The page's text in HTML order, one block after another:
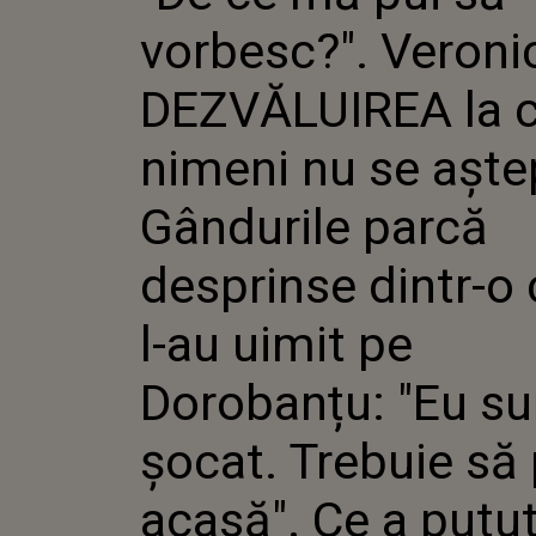
NIMENI
CARTE
ȘOCAT.
ACASĂ".
SPUNE
vorbesc?".
DEZVĂLUIREA la
nimeni nu se
Gândurile parcă
desprinse dintr-o
l-au uimit pe
Dorobanțu: "Eu
șocat. Trebuie să
acasă". Ce a putut